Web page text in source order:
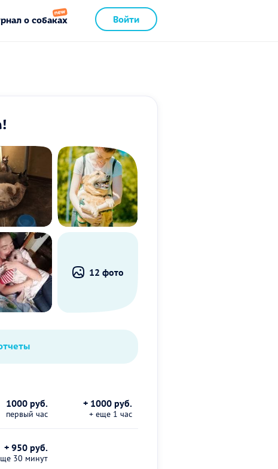
Войти
о собаках
12 фото
1000 руб.
первый час
+ 1000 руб.
+ еще 1 час
+ 950 руб.
30 минут